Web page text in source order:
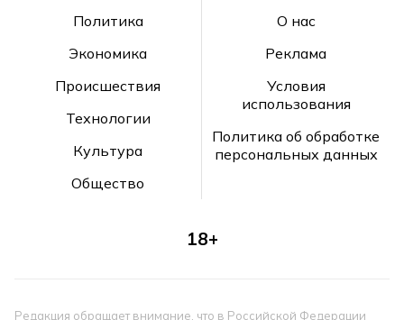
Политика
Экономика
Происшествия
Технологии
Культура
Общество
О нас
Реклама
Условия
использования
Политика об обработке
персональных данных
18+
Редакция обращает внимание, что в Российской Федерации